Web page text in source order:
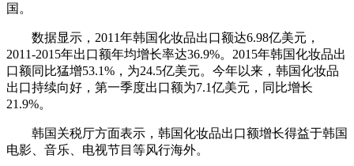
国。
数据显示，2011年韩国化妆品出口额达6.98亿美元，
2011-2015年出口额年均增长率达36.9%。2015年韩国化妆品出
口额同比猛增53.1%，为24.5亿美元。今年以来，韩国化妆品
出口持续向好，第一季度出口额为7.1亿美元，同比增长
21.9%。
韩国关税厅方面表示，韩国化妆品出口额增长得益于韩国
电影、音乐、电视节目等风行海外。